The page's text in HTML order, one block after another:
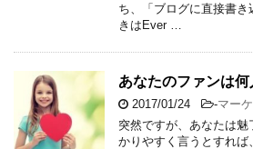
ち、「ブログに直接書
きはEver …
あなたのファンは何
2017/01/24 -マー
突然ですが、あなたは
かりやすく言うとすれ